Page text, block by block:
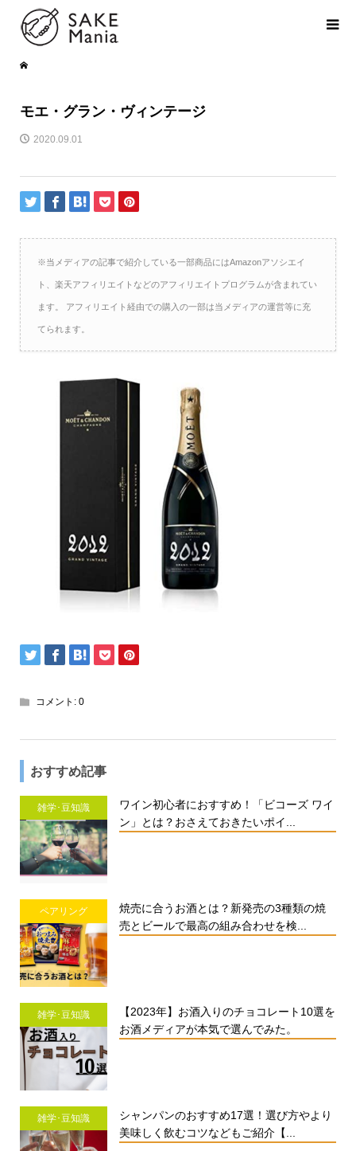
モエ・グラン・ヴィンテージ
2020.09.01
※当メディアの記事で紹介している一部商品にはAmazonアソシエイ
ト、楽天アフィリエイトなどのアフィリエイトプログラムが含まれてい
ます。 アフィリエイト経由での購入の一部は当メディアの運営等に充
てられます。
コメント: 0
おすすめ記事
雑学･豆知識
ワイン初心者におすすめ！「ビコーズ ワイ
ン」とは？おさえておきたいポイ...
ペアリング
焼売に合うお酒とは？新発売の3種類の焼
売とビールで最高の組み合わせを検...
雑学･豆知識
【2023年】お酒入りのチョコレート10選を
お酒メディアが本気で選んでみた。
雑学･豆知識
シャンパンのおすすめ17選！選び方やより
美味しく飲むコツなどもご紹介【...